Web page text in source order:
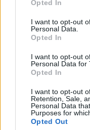
Opted In
I want to opt-out
Personal Data.
Opted In
I want to opt-out
Personal Data for
Opted In
I want to opt-out
Retention, Sale,
Personal Data
Purposes for
Opted Out
Dagen byder på
strikkeuniverset.
deres passion for
venskaber og
Den Vandrende
publikum med
Aktuelt
Ny